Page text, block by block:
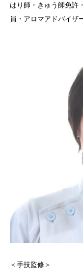
はり師・きゅう師免許
員・アロマアドバイザ
＜手技監修＞